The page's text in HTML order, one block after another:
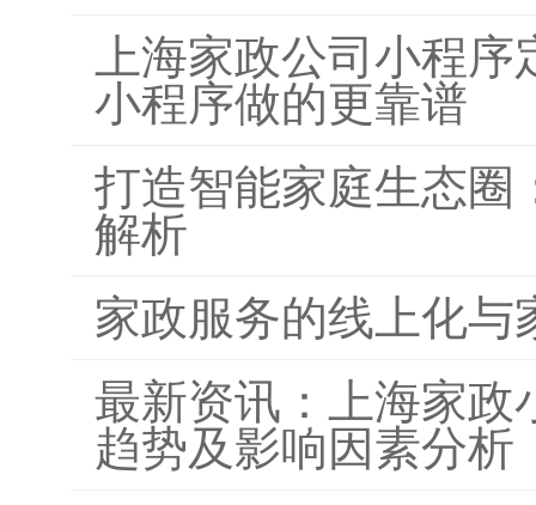
上海家政公司小程
小程序做的更靠谱
打造智能家庭生态圈
解析
家政服务的线上化与
最新资讯：上海家政
趋势及影响因素分析